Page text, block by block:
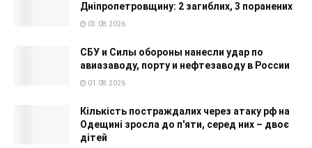
Дніпропетровщину: 2 загиблих, 3 поранених
03.08.2026
СБУ и Силы обороны нанесли удар по
авиазаводу, порту и нефтезаводу в России
01.08.2026
Кількість постраждалих через атаку рф на
Одещині зросла до п'яти, серед них – двоє
дітей